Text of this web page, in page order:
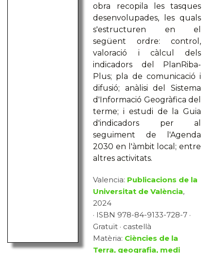
obra recopila les tasques
desenvolupades, les quals
s'estructuren en el
següent ordre: control,
valoració i càlcul dels
indicadors del PlanRiba-
Plus; pla de comunicació i
difusió; anàlisi del Sistema
d'Informació Geogràfica del
terme; i estudi de la Guia
d'indicadors per al
seguiment de l'Agenda
2030 en l'àmbit local; entre
altres activitats.
Valencia: Publicacions de la
Universitat de València,
2024
· ISBN 978-84-9133-728-7 ·
Gratuït · castellà
Matèria: Ciències de la
Terra, geografia, medi